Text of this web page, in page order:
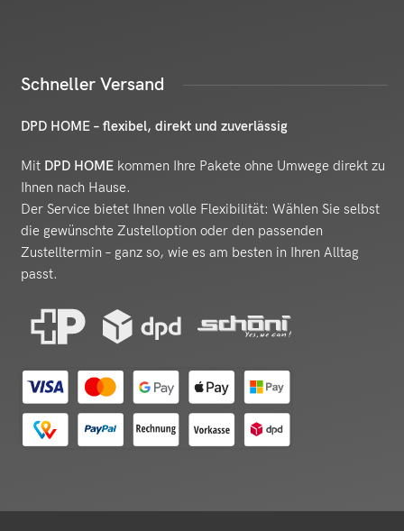
Schneller Versand
DPD HOME – flexibel, direkt und zuverlässig
Mit DPD HOME kommen Ihre Pakete ohne Umwege direkt zu
Ihnen nach Hause.
Der Service bietet Ihnen volle Flexibilität: Wählen Sie selbst
die gewünschte Zustelloption oder den passenden
Zustelltermin – ganz so, wie es am besten in Ihren Alltag
passt.